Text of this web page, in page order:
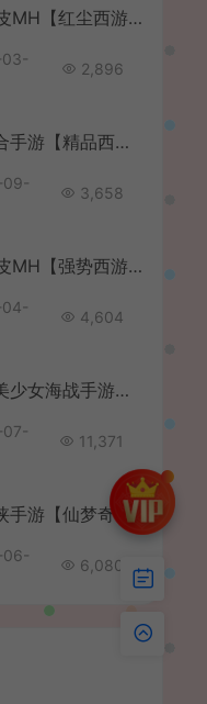
MT3换皮MH【红尘西游】全套源码
03-
2,896
大话回合手游【精品西游之神魔西游】全套源码
09-
3,658
MT3换皮MH【强势西游】全套源码
04-
4,604
跨次元美少女海战手游【少女战舰/钢铁少女】全套开发工具+源码+开发文档
07-
11,371
精品仙侠手游【仙梦奇缘】全套源码+编译教程
06-
6,080